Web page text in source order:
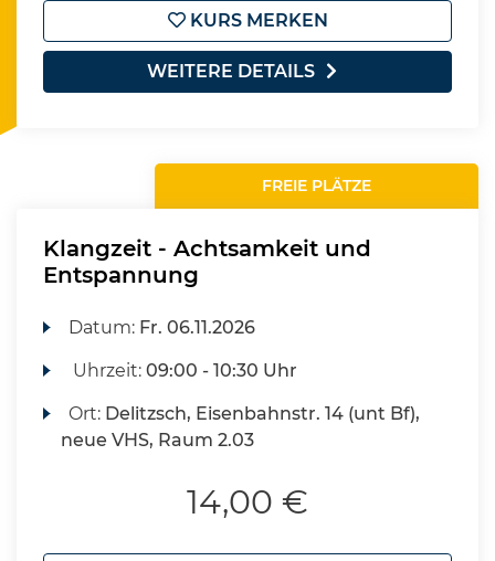
KURS MERKEN
WEITERE DETAILS
FREIE PLÄTZE
Klangzeit - Achtsamkeit und
Entspannung
Datum: Fr. 06.11.2026
Uhrzeit:09:00 - 10:30 Uhr
Ort: Delitzsch, Eisenbahnstr. 14 (unt Bf),
neue VHS, Raum 2.03
14,00 €